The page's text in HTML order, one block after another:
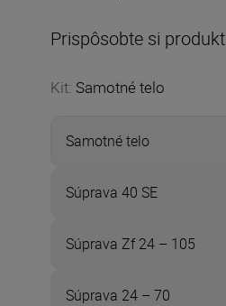
Prispôsobte si produkt
Kit: Samotné telo
Samotné telo
Súprava 40 SE
Súprava Zf 24 – 105
Súprava 24 – 70